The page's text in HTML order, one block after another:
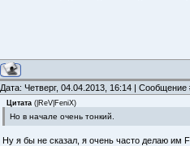
Дата: Четверг, 04.04.2013, 16:14 |
Цитата ( |ReV|FeniX)
Но в начале очень тонкий.
Ну я бы не сказал, я очень часто делаю им